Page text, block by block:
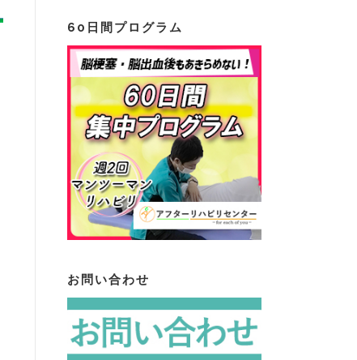
60日間プログラム
お問い合わせ